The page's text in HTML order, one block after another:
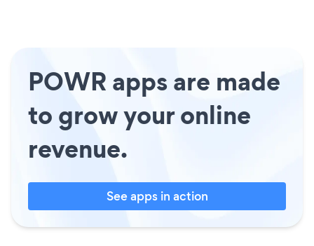
POWR apps are made
to grow your online
revenue.
See apps in action